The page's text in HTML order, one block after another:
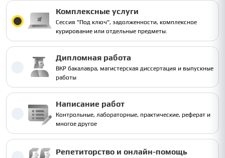
Комплексные услуги
Сессия "Под ключ", задолженности, комплексное
курирование или отдельные предметы.
Дипломная работа
ВКР бакалавра, магистерская диссертация и выпускные
работы
Написание работ
Контрольные, лабораторные, практические, реферат и
многое другое
Репетиторство и онлайн-помощь